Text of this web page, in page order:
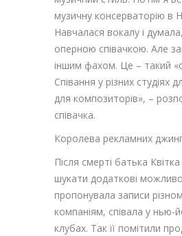
музичну консерваторію в
Навчалася вокалу і
оперною співачкою. Але
іншим фахом. Це – такий
Співання у різних студіях
для композиторів», –
співачка.
Королева рекламних
Після смерті батька
шукати додаткові
пропонувала записи
компаніям, співала у нью-
клубах. Так її помітили